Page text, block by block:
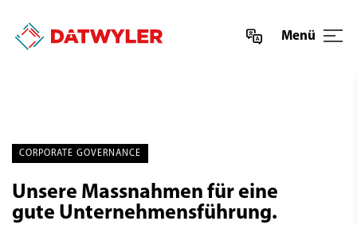
Menü
CORPORATE GOVERNANCE
Unsere Massnahmen für eine
gute Unternehmensführung.